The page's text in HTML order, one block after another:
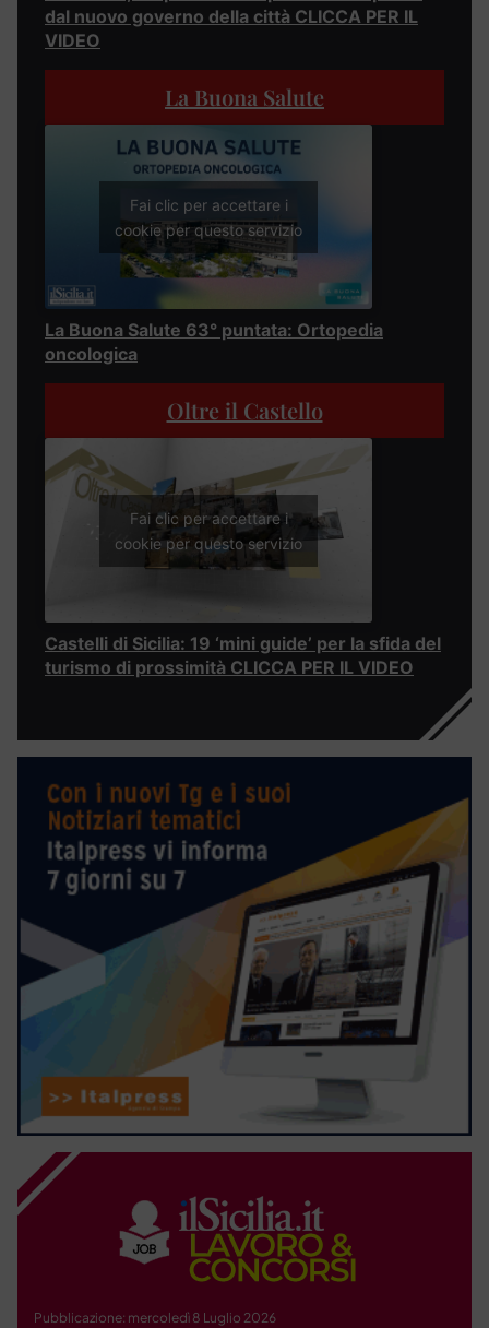
dal nuovo governo della città CLICCA PER IL
VIDEO
La Buona Salute
Fai clic per accettare i
cookie per questo servizio
La Buona Salute 63° puntata: Ortopedia
oncologica
Oltre il Castello
Fai clic per accettare i
cookie per questo servizio
Castelli di Sicilia: 19 ‘mini guide’ per la sfida del
turismo di prossimità CLICCA PER IL VIDEO
Pubblicazione: mercoledì 8 Luglio 2026